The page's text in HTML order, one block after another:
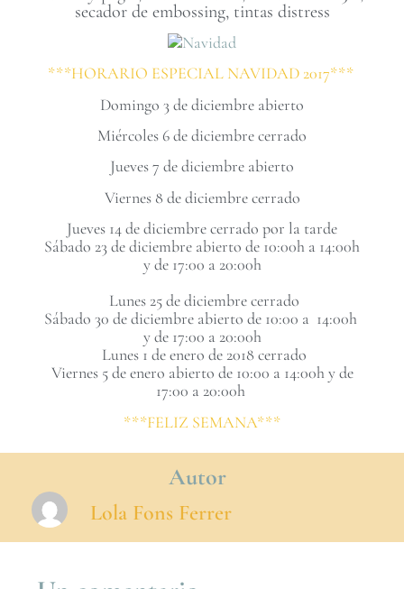
secador de embossing, tintas distress
***HORARIO ESPECIAL NAVIDAD 2017***
Domingo 3 de diciembre abierto
Miércoles 6 de diciembre cerrado
Jueves 7 de diciembre abierto
Viernes 8 de diciembre cerrado
Jueves 14 de diciembre cerrado por la tarde
Sábado 23 de diciembre abierto de 10:00h a 14:00h
y de 17:00 a 20:00h
Lunes 25 de diciembre cerrado
Sábado 30 de diciembre abierto de 10:00 a 14:00h
y de 17:00 a 20:00h
Lunes 1 de enero de 2018 cerrado
Viernes 5 de enero abierto de 10:00 a 14:00h y de
17:00 a 20:00h
***FELIZ SEMANA***
Autor
Lola Fons Ferrer